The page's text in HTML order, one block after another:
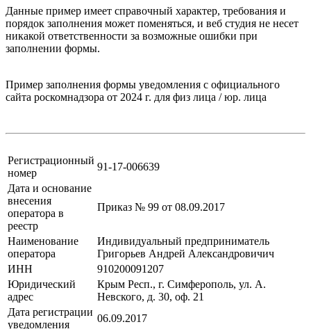
Данные пример имеет справочный характер, требования и
порядок заполнения может поменяться, и веб студия не несет
никакой ответственности за возможные ошибки при
заполнении формы.
Пример заполнения формы уведомления с официального
сайта роскомнадзора от 2024 г. для физ лица / юр. лица
Регистрационный
номер
91-17-006639
Дата и основание
внесения
оператора в
реестр
Приказ № 99 от 08.09.2017
Наименование
оператора
Индивидуальный предприниматель
Григорьев Андрей Александровичич
ИНН
910200091207
Юридический
адрес
Крым Респ., г. Симферополь, ул. А.
Невского, д. 30, оф. 21
Дата регистрации
уведомления
06.09.2017